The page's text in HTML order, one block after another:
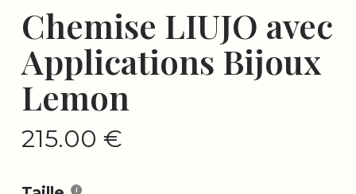
Chemise LIUJO avec
Applications Bijoux
Lemon
215.00 €